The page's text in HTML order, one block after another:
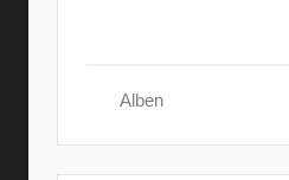
Alben